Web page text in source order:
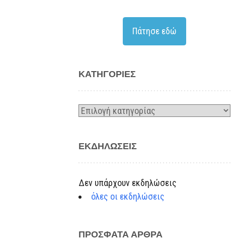
Πάτησε εδώ
KΑΤΗΓΟΡΊΕΣ
Kατηγορίες
ΕΚΔΗΛΏΣΕΙΣ
Δεν υπάρχουν εκδηλώσεις
όλες οι εκδηλώσεις
ΠΡΌΣΦΑΤΑ ΆΡΘΡΑ